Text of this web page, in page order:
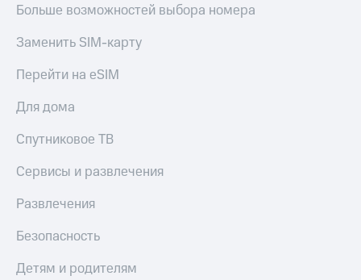
Больше возможностей выбора номера
Заменить SIM-карту
Перейти на eSIM
Для дома
Спутниковое ТВ
Сервисы и развлечения
Развлечения
Безопасность
Детям и родителям